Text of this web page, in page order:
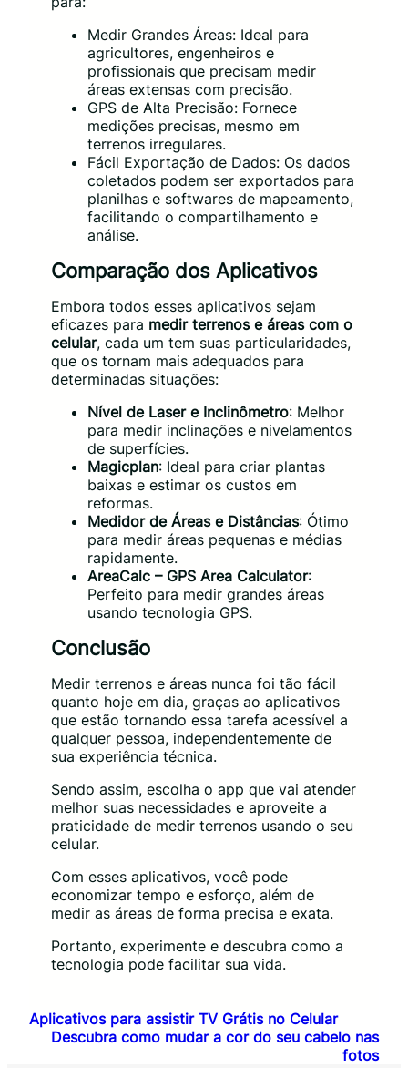
Medir Grandes Áreas: Ideal para
agricultores, engenheiros e
profissionais que precisam medir
áreas extensas com precisão.
GPS de Alta Precisão: Fornece
medições precisas, mesmo em
terrenos irregulares.
Fácil Exportação de Dados: Os dados
coletados podem ser exportados para
planilhas e softwares de mapeamento,
facilitando o compartilhamento e
análise.
Comparação dos Aplicativos
Embora todos esses aplicativos sejam
eficazes para medir terrenos e áreas com o
celular, cada um tem suas particularidades,
que os tornam mais adequados para
determinadas situações:
Nível de Laser e Inclinômetro: Melhor
para medir inclinações e nivelamentos
de superfícies.
Magicplan: Ideal para criar plantas
baixas e estimar os custos em
reformas.
Medidor de Áreas e Distâncias: Ótimo
para medir áreas pequenas e médias
rapidamente.
AreaCalc – GPS Area Calculator:
Perfeito para medir grandes áreas
usando tecnologia GPS.
Conclusão
Medir terrenos e áreas nunca foi tão fácil
quanto hoje em dia, graças ao aplicativos
que estão tornando essa tarefa acessível a
qualquer pessoa, independentemente de
sua experiência técnica.
Sendo assim, escolha o app que vai atender
melhor suas necessidades e aproveite a
praticidade de medir terrenos usando o seu
celular.
Com esses aplicativos, você pode
economizar tempo e esforço, além de
medir as áreas de forma precisa e exata.
Portanto, experimente e descubra como a
tecnologia pode facilitar sua vida.
Aplicativos para assistir TV Grátis no Celular
Descubra como mudar a cor do seu cabelo nas
fotos